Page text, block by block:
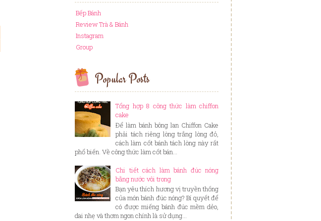
Bếp Bánh
Review Trà & Bánh
Instagram
Group
Popular Posts
Tổng hợp 8 công thức làm chiffon
cake
Để làm bánh bông lan Chiffon Cake
phải tách riêng lòng trắng lòng đỏ,
cách làm cốt bánh tách lòng này rất
phổ biến. Về công thức làm cốt bán...
Chi tiết cách làm bánh đúc nóng
bằng nước vôi trong
Bạn yêu thích hương vị truyền thống
của món bánh đúc nóng? Bí quyết để
có được miếng bánh đúc mềm dẻo,
dai nhẹ và thơm ngon chính là sử dụng...